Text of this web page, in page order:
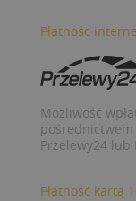
Płatnośc
Możliwość
pośrednictwem
Przelewy24 lub
Płatność kartą